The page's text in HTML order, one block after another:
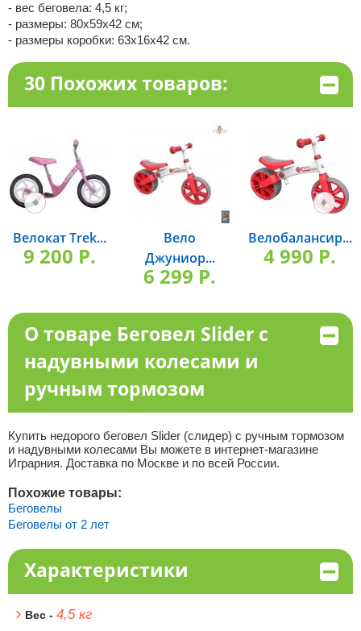
- вес беговела: 4,5 кг;
- размеры: 80х59х42 см;
- размеры коробки: 63х16х42 см.
30 Похожих товаров:
Велокат Trek...
9 200 P.
Вело
Джуниор...
6 299 P.
Велобалансир...
4 990 P.
О товаре Беговел Slider с
надувными колесами и
ручным тормозом
Купить недорого беговел Slider (слидер) с ручным тормозом
и надувными колесами Вы можете в интернет-магазине
Играрния. Доставка по Москве и по всей России.
Похожие товары:
Беговелы
Беговелы от 2 лет
Характеристики
Вес - 4,5 кг